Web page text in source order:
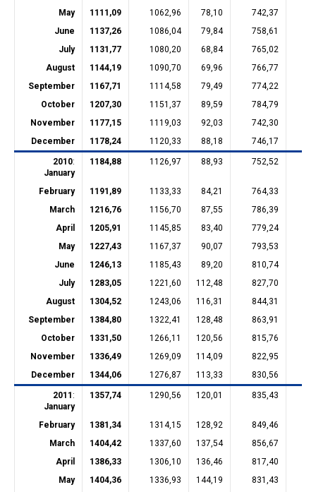
May
1111,09 1062,96 78,10 742,37
June
1137,26 1086,04 79,84 758,61
July
1131,77 1080,20 68,84 765,02
August
1144,19 1090,70 69,96 766,77
September
1167,71 1114,58 79,49 774,22
October
1207,30 1151,37 89,59 784,79
November
1177,15 1119,03 92,03 742,30
December
1178,24 1120,33 88,18 746,17
2010:
January
1184,88 1126,97 88,93 752,52
February 1191,89 1133,33 84,21 764,33
March
1216,76 1156,70 87,55 786,39
April
1205,91 1145,85 83,40 779,24
May
1227,43 1167,37 90,07 793,53
June
1246,13 1185,43 89,20 810,74
July
1283,05 1221,60 112,48 827,70
August
1304,52 1243,06 116,31 844,31
September
1384,80 1322,41 128,48 863,91
October
1331,50 1266,11 120,56 815,76
November
1336,49 1269,09 114,09 822,95
December
1344,06 1276,87 113,33 830,56
2011 :
January
1357,74 1290,56 120,01 835,43
February 1381,34 1314,15 128,92 849,46
March
1404,42 1337,60 137,54 856,67
April
1386,33 1306,10 136,46 817,40
May
1404,36 1336,93 144,19 831,43